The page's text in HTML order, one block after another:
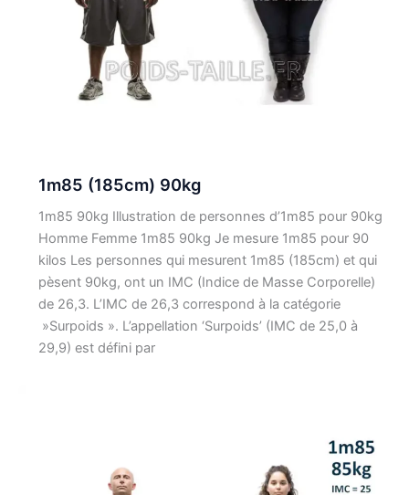
1m85 (185cm) 90kg
1m85 90kg Illustration de personnes d’1m85 pour 90kg
Homme Femme 1m85 90kg Je mesure 1m85 pour 90
kilos Les personnes qui mesurent 1m85 (185cm) et qui
pèsent 90kg, ont un IMC (Indice de Masse Corporelle)
de 26,3. L’IMC de 26,3 correspond à la catégorie
»Surpoids ». L’appellation ‘Surpoids’ (IMC de 25,0 à
29,9) est défini par